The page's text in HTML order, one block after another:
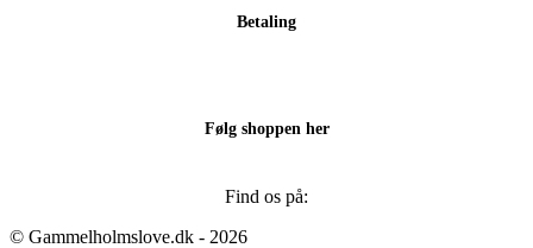
Betaling
Følg shoppen her
Find os på:
© Gammelholmslove.dk - 2026